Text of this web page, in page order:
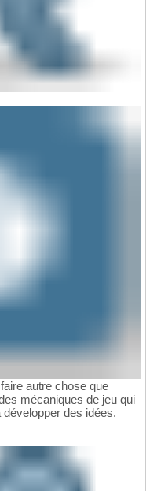
autre chose que
mécaniques de jeu qui
des idées.